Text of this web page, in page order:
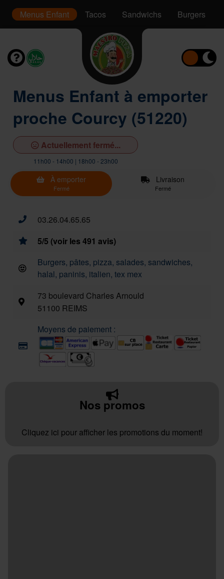
Menus Enfant Tacos Sandwichs Burgers
Menus Enfant à emporter
proche Courcy (51220)
Actuellement fermé...
11h00 - 14h00 | 18h00 - 23h00
À emporter
Fermé
Livraison
Fermé
03.26.04.65.65
5/5 (voir les 491 avis)
Burgers, pâtes, pizza, salades, sandwiches,
halal, paninis, italien, tex mex
73 boulevard Charles Arnould
51100 REIMS
Moyens de paiement :
Nos promos
Cliquez ici pour afficher les promotions du moment!